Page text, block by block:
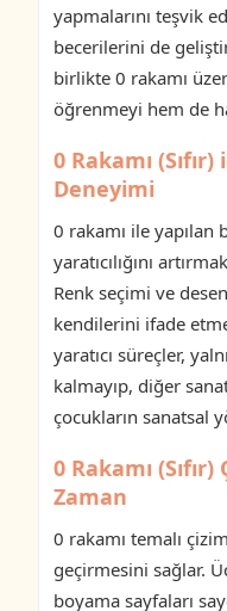
yapmalarını teşvik
becerilerini de
birlikte 0 rakamı
öğrenmeyi hem de
0 Rakamı
Deneyimi
0 rakamı ile yapılan
yaratıcılığını
Renk seçimi ve
kendilerini ifade
yaratıcı süreçler,
kalmayıp, diğer
çocukların sanatsal
0 Rakamı
Zaman
0 rakamı temalı
geçirmesini sağlar.
boyama sayfaları